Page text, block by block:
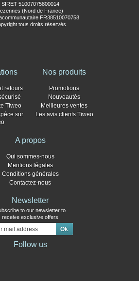
SIRET 51007075800014
(Nord de France)
FR38510070758
tous droits réservés
retours
Tiweo
sur
Nos produits
Promotions
Nouveautés
Meilleures ventes
Les avis clients Tiweo
A propos
Qui sommes-nous
Mentions légales
Conditions générales
Contactez-nous
Newsletter
to our newsletter to
receive exclusive offers
Follow us